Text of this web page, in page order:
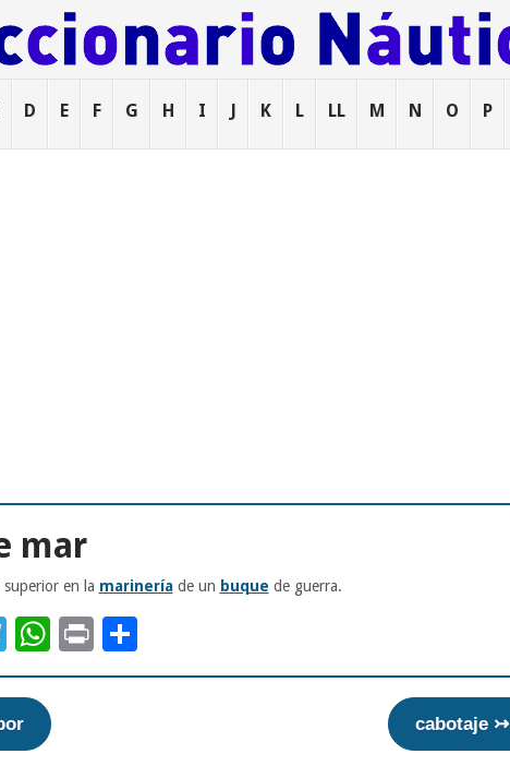
D E F G H I J K L LL M N O P
mar
en la marineríade un buque de guerra.
Telegram
WhatsApp
PrintCompartir
cabotaje ↣